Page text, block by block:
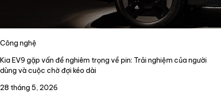
Công nghệ
Kia EV9 gặp vấn đề nghiêm trọng về pin: Trải nghiệm của người
dùng và cuộc chờ đợi kéo dài
28 tháng 5, 2026